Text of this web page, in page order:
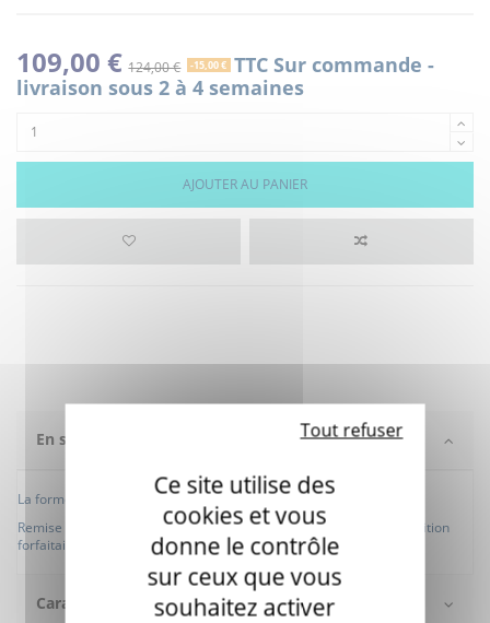
109,00 € 124,00 € -15,00 € TTC Sur commande -
livraison sous 2 à 4 semaines
AJOUTER AU PANIER
En savoir +
La forme des gommettes peut être différente de la photo.
Remise appliquée achat internet pour compenser les Frais d'expédition
forfaitaire.
Caractéristiques
Ce site utilise des
cookies et vous
donne le contrôle
sur ceux que vous
souhaitez activer
Tout refuser